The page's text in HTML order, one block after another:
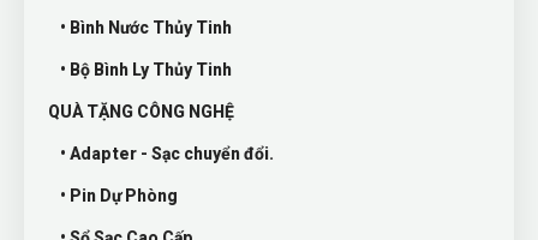
• Bình Nước Thủy Tinh
• Bộ Bình Ly Thủy Tinh
QUÀ TẶNG CÔNG NGHỆ
• Adapter - Sạc chuyển đổi.
• Pin Dự Phòng